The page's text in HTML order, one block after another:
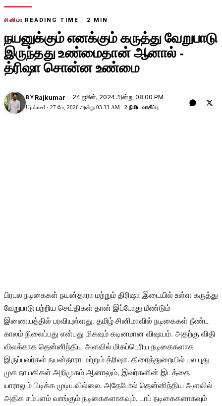
சினிமா READING TIME · 2 MIN
நயனுக்கும் எனக்கும் கருத்து வேறுபாடு
இருந்தது உண்மைதான் ஆனால் -
த்ரிஷா சொன்ன உண்மை
BY Rajkumar 24 ஜூன், 2024 அன்று 08:00 PM
Updated · 27 மே, 2026 அன்று 03:33 AM 2 நிமிட வாசிப்பு
பிரபல நடிகைகள் நயன்தாரா மற்றும் திரிஷா இடையில் உள்ள கருத்து
வேறுபாடு பற்றிய செய்திகள் தான் இப்போது மீண்டும்
இணையத்தில் பரவியுள்ளது. தமிழ் சினிமாவில் நடிகைகள் நீண்ட
காலம் நிலைப்பது என்பது மிகவும் கடினமான விஷயம். அதற்கு விதி
விலக்காக தென்னிந்திய அளவில் மிகப்பெரிய நடிகைகளாக
இருப்பவர்கள் நயன்தாரா மற்றும் த்ரிஷா. திரைத்துறையில் பல புது
முக நாயகிகள் அறிமுகம் ஆனாலும், இவர்களின் இடத்தை
யாராலும் பிடிக்க முடியவில்லை. அதேபோல் தென்னிந்திய அளவில்
அதிக சம்பளம் வாங்கும் நடிகைகளாகவும், டாப் நடிகைகளாகவும்